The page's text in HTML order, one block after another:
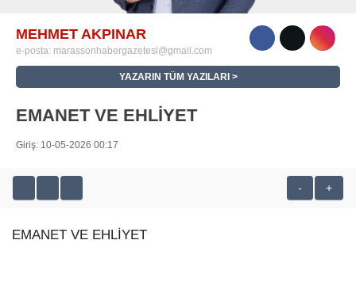
EĞİTİM
KÜLTÜR SANAT
EKONOMİ
YAZARLAR
YEREL HABERLER
MEHMET AKPINAR
e-posta: marassonhabergazetesi@gmail.com
YAZARIN TÜM YAZILARI
EMANET VE EHLİYET
Giriş: 10-05-2026 00:17
- +
EMANET VE EHLİYET